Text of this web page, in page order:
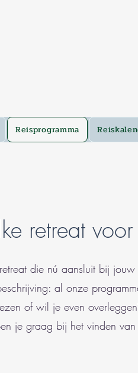
Reisprogramma
retreat
die nú aansluit bij
al onze
of wil je even
je graag bij het vinden van